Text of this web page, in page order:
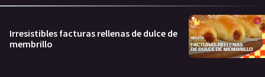
Irresistibles facturas rellenas de dulce de
membrillo